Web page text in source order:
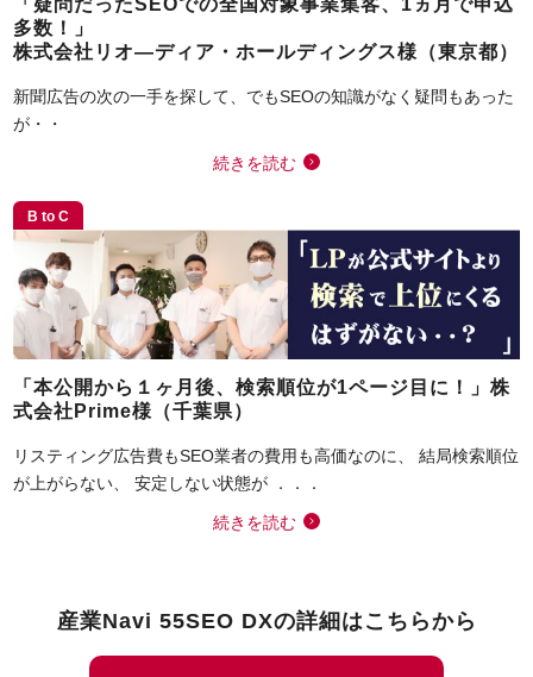
多数！」
株式会社リオ―ディア・ホールディングス様（東京都）
新聞広告の次の一手を探して、でもSEOの知識がなく疑問もあった
が・・
続きを読む
B to C
「本公開から１ヶ月後、検索順位が1ページ目に！」株
式会社Prime様（千葉県）
リスティング広告費もSEO業者の費用も高価なのに、 結局検索順位
が上がらない、 安定しない状態が ．．．
続きを読む
産業Navi 55SEO DXの詳細はこちらから